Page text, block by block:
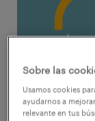
Por Maribel
Sobre las
Usamos cookies
ayudarnos a
relevante en tus